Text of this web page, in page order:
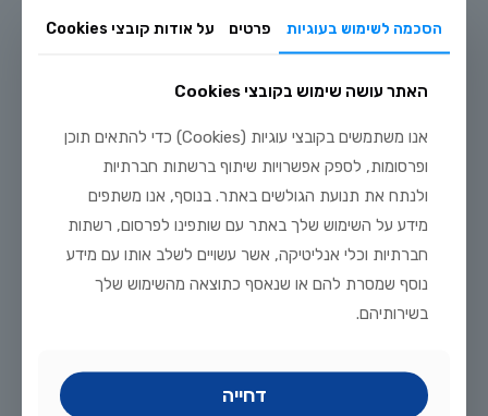
Vision 450
הסכמה לשימוש בעוגיות פרטים על אודות קובצי Cookies
האתר עושה שימוש בקובצי Cookies
אנו משתמשים בקובצי עוגיות (Cookies) כדי להתאים תוכן
ופרסומות, לספק אפשרויות שיתוף ברשתות חברתיות
ולנתח את תנועת הגולשים באתר. בנוסף, אנו משתפים
מידע על השימוש שלך באתר עם שותפינו לפרסום, רשתות
חברתיות וכלי אנליטיקה, אשר עשויים לשלב אותו עם מידע
נוסף שמסרת להם או שנאסף כתוצאה מהשימוש שלך
בשירותיהם.
דחייה